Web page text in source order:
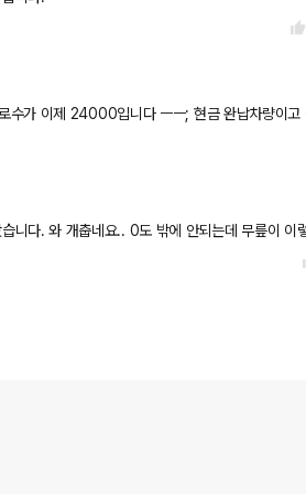
제 24000입니다 ㅡㅡ; 현금 완납차량이고 출퇴근 즐겁게
시리다니 고